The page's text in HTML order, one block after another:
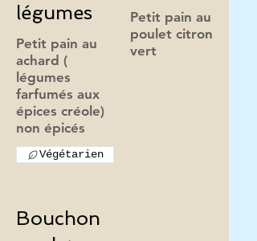
légumes
Petit pain au
achard (
légumes
farfumés aux
épices créole)
Végétarien
Petit pain au
poulet citron
vert
Bouchon